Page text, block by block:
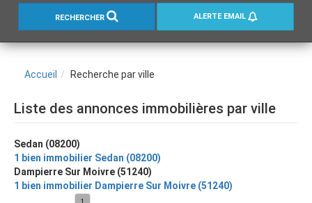
RECHERCHER ALERTE EMAIL
Accueil Recherche par ville
Liste des annonces immobilières par ville
Sedan (08200)
1 bien immobilier Sedan (08200)
Dampierre Sur Moivre (51240)
1 bien immobilier Dampierre Sur Moivre (51240)
1